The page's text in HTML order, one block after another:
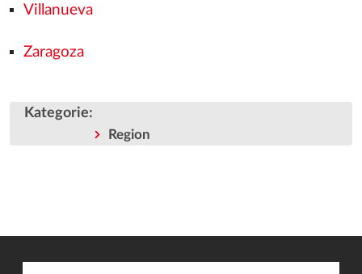
Villanueva
Zaragoza
Kategorie:
Region